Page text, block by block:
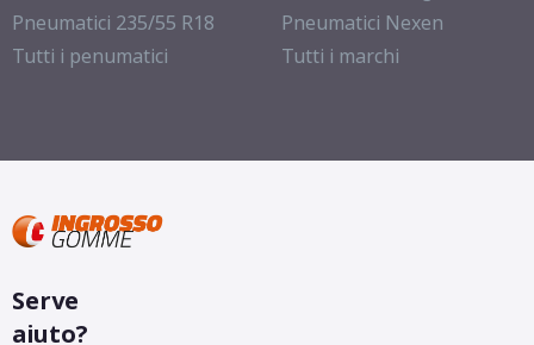
Pneumatici 235/55 R18
Tutti i penumatici
Pneumatici Nexen
Tutti i marchi
Serve
aiuto?